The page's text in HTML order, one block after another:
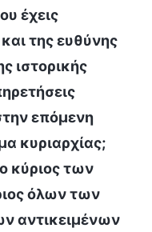
έχεις
της ευθύνης
ιστορικής
επόμενη
κυριαρχίας;
κύριος των
όλων των
αντικειμένων